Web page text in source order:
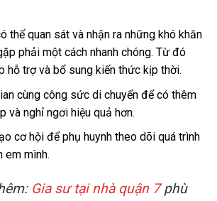
thể quan sát và nhận ra những khó khăn
phải một cách nhanh chóng. Từ đó
hỗ trợ và bổ sung kiến thức kịp thời.
cùng công sức di chuyển để có thêm
và nghỉ ngơi hiệu quả hơn.
cơ hội để phụ huynh theo dõi quá trình
em mình.
Gia sư tại nhà quận 7phù